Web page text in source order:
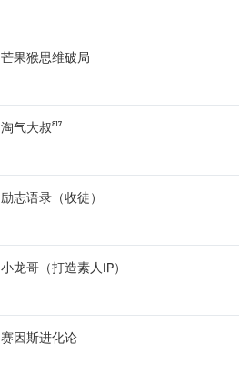
芒果猴思维破局
淘气大叔⁸¹⁷
励志语录（收徒）
小龙哥（打造素人IP）
赛因斯进化论